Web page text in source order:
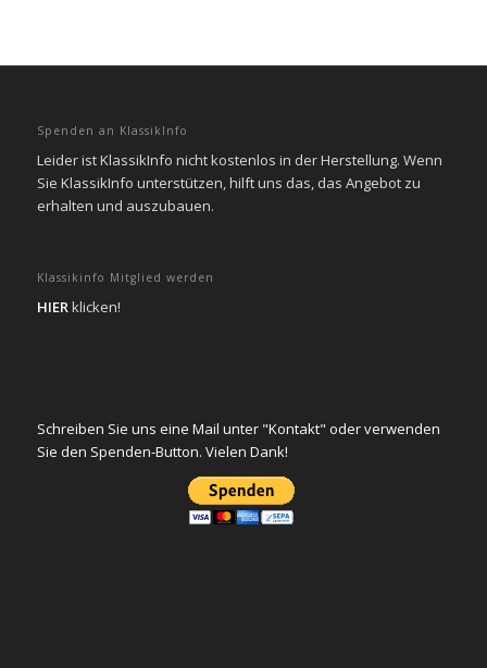
Spenden an KlassikInfo
Leider ist KlassikInfo nicht kostenlos in der Herstellung. Wenn
Sie KlassikInfo unterstützen, hilft uns das, das Angebot zu
erhalten und auszubauen.
Klassikinfo Mitglied werden
HIERklicken!
Schreiben Sie uns eine Mail unter "Kontakt" oder verwenden
Sie den Spenden-Button. Vielen Dank!